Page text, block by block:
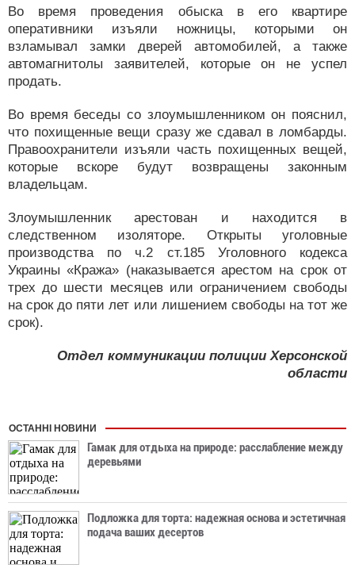
Во время проведения обыска в его квартире
оперативники изъяли ножницы, которыми он
взламывал замки дверей автомобилей, а также
автомагнитолы заявителей, которые он не успел
продать.
Во время беседы со злоумышленником он пояснил,
что похищенные вещи сразу же сдавал в ломбарды.
Правоохранители изъяли часть похищенных вещей,
которые вскоре будут возвращены законным
владельцам.
Злоумышленник арестован и находится в
следственном изоляторе. Открыты уголовные
производства по ч.2 ст.185 Уголовного кодекса
Украины «Кража» (наказывается арестом на срок от
трех до шести месяцев или ограничением свободы
на срок до пяти лет или лишением свободы на тот же
срок).
Отдел коммуникации полиции Херсонской
области
ОСТАННІ НОВИНИ
Гамак для отдыха на природе: расслабление между
деревьями
Подложка для торта: надежная основа и эстетичная
подача ваших десертов